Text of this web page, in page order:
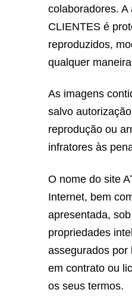
colaboradores.
CLIENTES é
reproduzidos,
qualquer
As imagens
salvo
reprodução ou
infratores às
O nome do site
Internet, bem
apresentada,
propriedades
assegurados por
em contrato ou
os seus termos.